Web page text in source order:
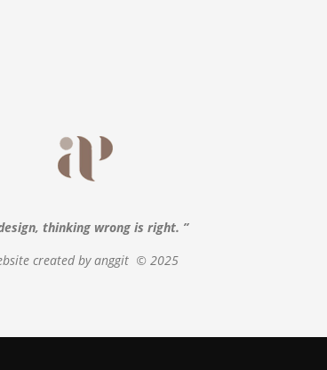
thinking wrong is right. ”
created by anggit © 2025